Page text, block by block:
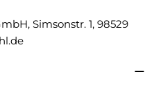
Simsonstr. 1, 98529